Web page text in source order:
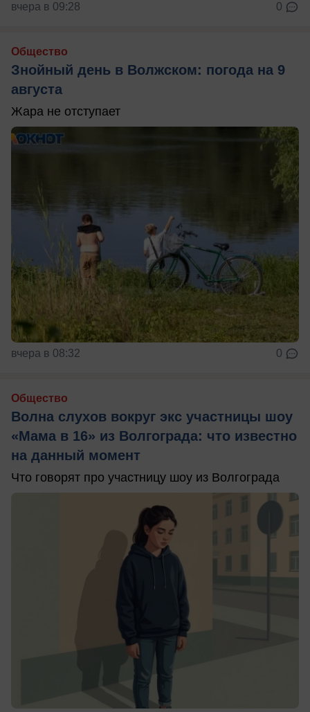
вчера в 09:28 0
Общество
Знойный день в Волжском: погода на 9
августа
Жара не отступает
вчера в 08:32 0
Общество
Волна слухов вокруг экс участницы шоу
«Мама в 16» из Волгограда: что известно
на данный момент
Что говорят про участницу шоу из Волгограда